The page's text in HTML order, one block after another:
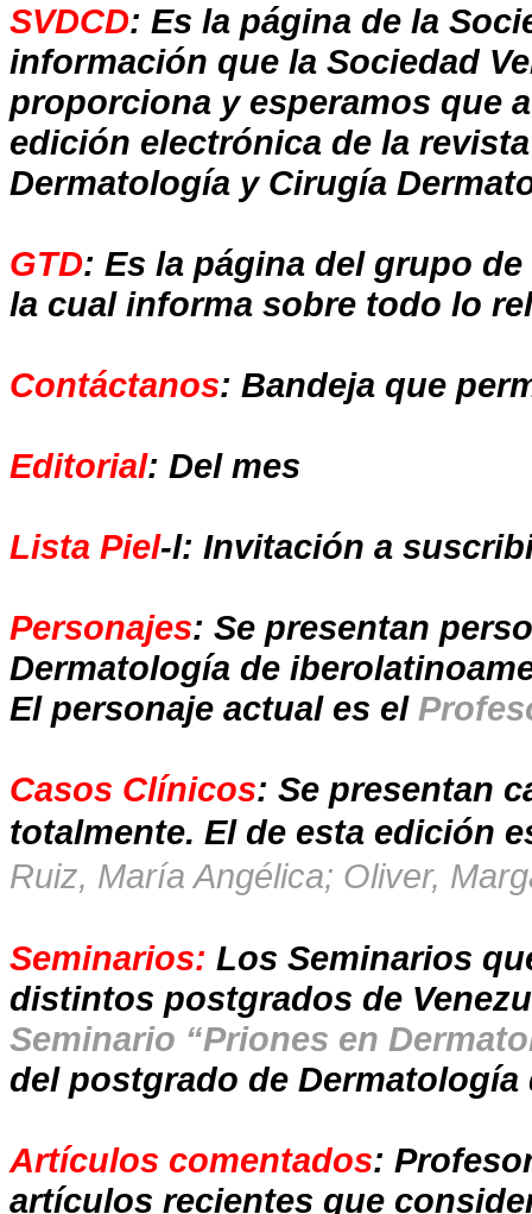
SVDCD: Es la página de la
información que la Sociedad
proporciona y esperamos que
edición electrónica de la
Dermatología y Cirugía
GTD: Es la página del grupo
la cual informa sobre todo lo
Contáctanos: Bandeja que
Editorial: Del mes
Lista Piel-l: Invitación a
Personajes: Se presentan
Dermatología de
El personaje actual es el
Casos Clínicos: Se presentan
totalmente. El de esta edición
Ruiz, María Angélica; Oliver,
Seminarios: Los Seminarios
distintos postgrados de
Seminario “Priones en
del postgrado de
Artículos comentados:
artículos recientes que